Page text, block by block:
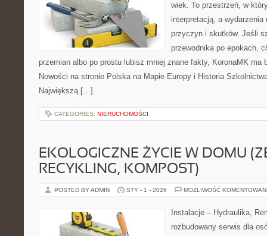
wiek. To przestrzeń, w
interpretacją, a wydarzenia
przyczyn i skutków. Jeśli
przewodnika po epokach,
przemian albo po prostu lubisz mniej znane fakty, KoronaMK ma
Nowości na stronie Polska na Mapie Europy i Historia
Największą […]
CATEGORIES: NIERUCHOMOŚCI
EKOLOGICZNE ŻYCIE W DOMU
RECYKLING, KOMPOST)
POSTED BY ADMIN STY - 1 - 2026 MOŻLIWOŚĆ
Instalacje – Hydraulika,
rozbudowany serwis dla